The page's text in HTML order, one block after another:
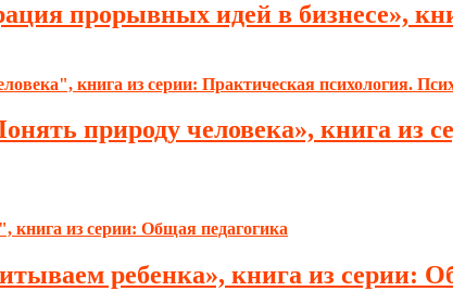
прорывных идей в бизнесе»,
природу человека», книга из
ребенка», книга из серии: